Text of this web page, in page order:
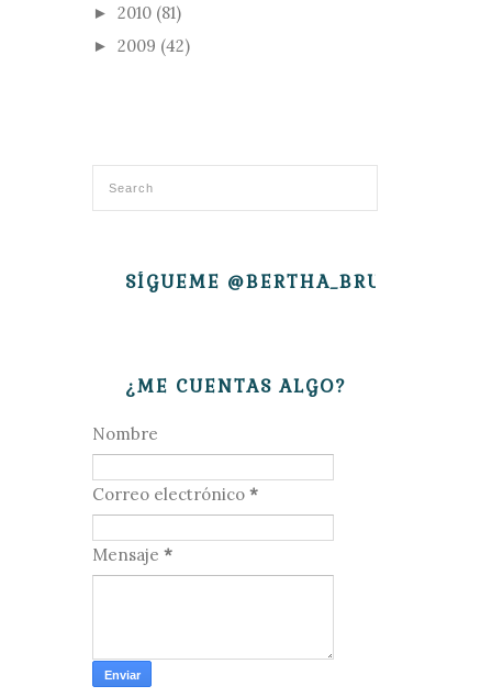
► 2010 (81)
► 2009 (42)
SÍGUEME @BERTHA_BRUJITA
¿ME CUENTAS ALGO?
Nombre
Correo electrónico *
Mensaje *